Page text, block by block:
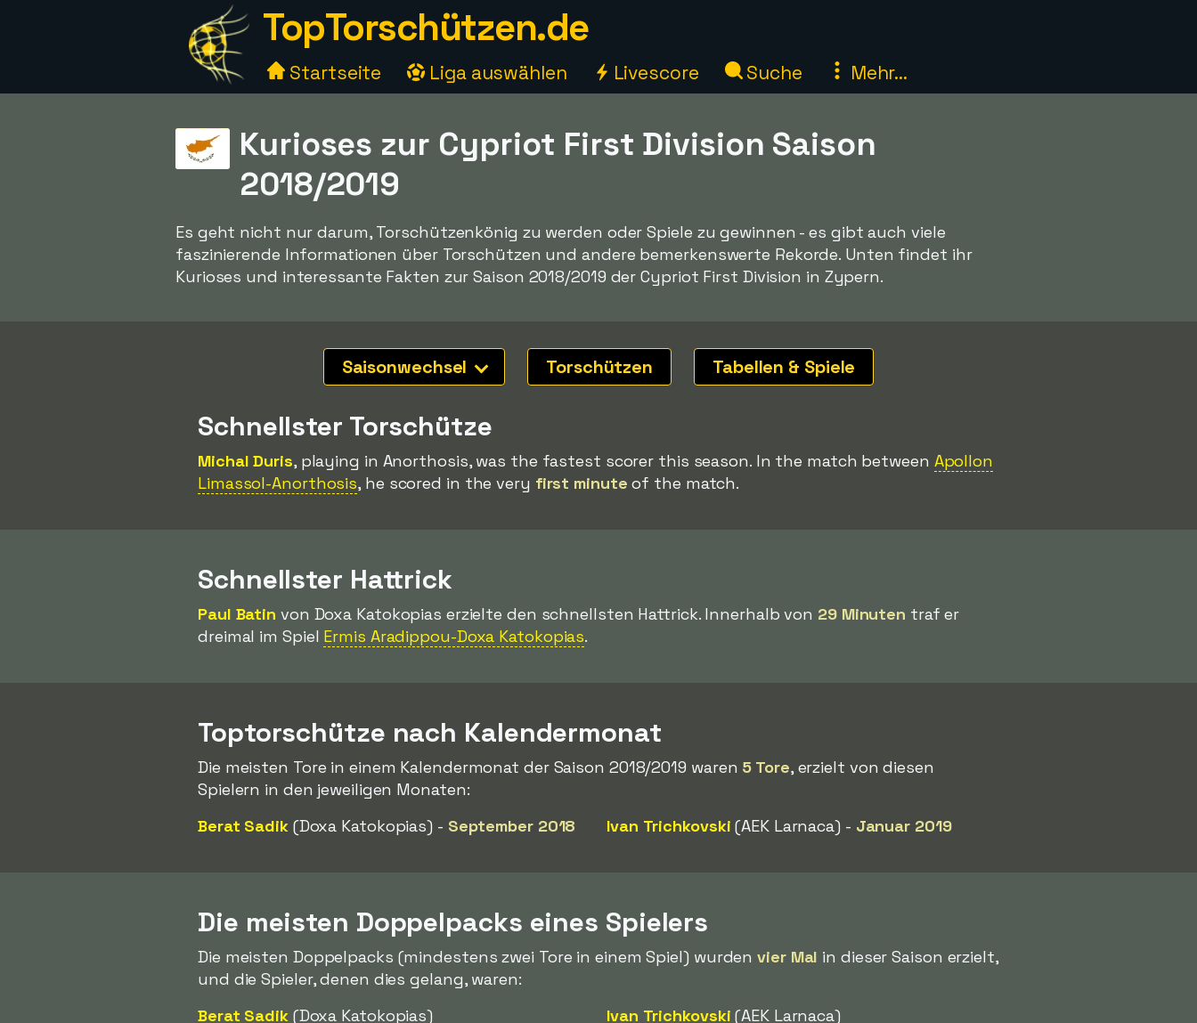
TopTorschützen.de
Startseite Liga auswählen Livescore Suche Mehr...
Kurioses zur Cypriot First Division Saison
2018/2019
Es geht nicht nur darum, Torschützenkönig zu werden oder Spiele zu gewinnen - es gibt auch viele
faszinierende Informationen über Torschützen und andere bemerkenswerte Rekorde. Unten findet ihr
Kurioses und interessante Fakten zur Saison 2018/2019 der Cypriot First Division in Zypern.
Saisonwechsel Torschützen Tabellen & Spiele
Schnellster Torschütze
Michal Duris, playing in Anorthosis, was the fastest scorer this season. In the match between Apollon
Limassol-Anorthosis, he scored in the very first minute of the match.
Schnellster Hattrick
Paul Batin von Doxa Katokopias erzielte den schnellsten Hattrick. Innerhalb von 29 Minuten traf er
dreimal im Spiel Ermis Aradippou-Doxa Katokopias.
Toptorschütze nach Kalendermonat
Die meisten Tore in einem Kalendermonat der Saison 2018/2019 waren 5 Tore, erzielt von diesen
Spielern in den jeweiligen Monaten:
Berat Sadik(Doxa Katokopias) - September 2018 Ivan Trichkovski (AEK Larnaca) - Januar 2019
Die meisten Doppelpacks eines Spielers
Die meisten Doppelpacks (mindestens zwei Tore in einem Spiel) wurdenvier Mal in dieser Saison erzielt,
und die Spieler, denen dies gelang, waren:
Berat Sadik(Doxa Katokopias) Ivan Trichkovski (AEK Larnaca)